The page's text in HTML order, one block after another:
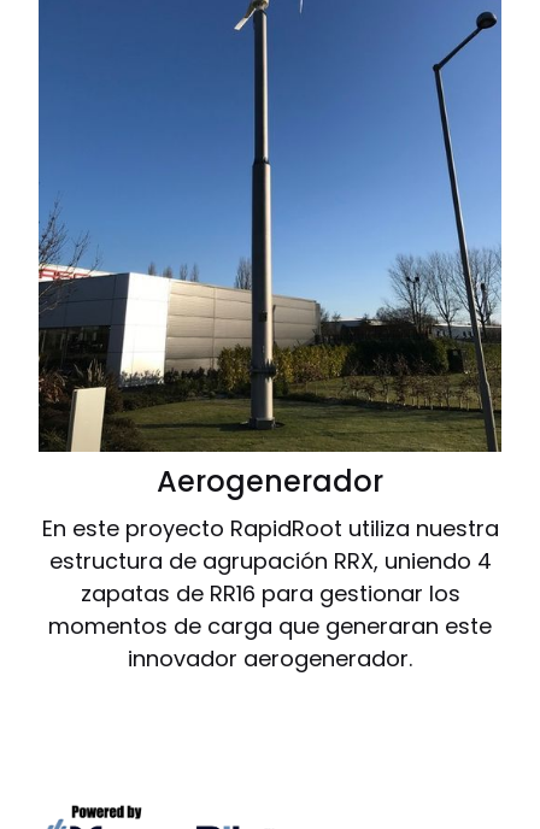
Aerogenerador
En este proyecto RapidRoot utiliza nuestra
estructura de agrupación RRX, uniendo 4
zapatas de RR16 para gestionar los
momentos de carga que generaran este
innovador aerogenerador.